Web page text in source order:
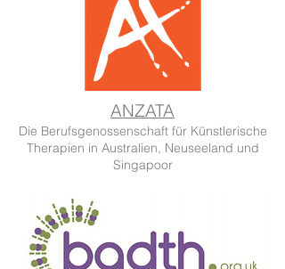
ANZATA
Die Berufsgenossenschaft für Künstlerische
Therapien in Australien, Neuseeland und
Singapoor